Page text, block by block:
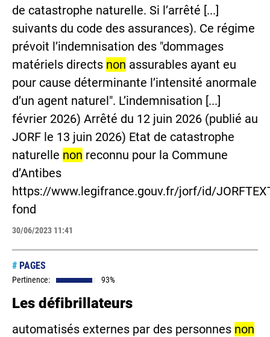
de catastrophe naturelle. Si l’arrêté [...]
suivants du code des assurances). Ce régime
prévoit l’indemnisation des "dommages
matériels directs non assurables ayant eu
pour cause déterminante l’intensité anormale
d’un agent naturel". L’indemnisation [...]
février 2026) Arrêté du 12 juin 2026 (publié au
JORF le 13 juin 2026) Etat de catastrophe
naturelle non reconnu pour la Commune
d’Antibes
https://www.legifrance.gouv.fr/jorf/id/
fond
30/06/2023 11:41
# PAGES
Pertinence: 93%
Les défibrillateurs
automatisés externes par des personnes non